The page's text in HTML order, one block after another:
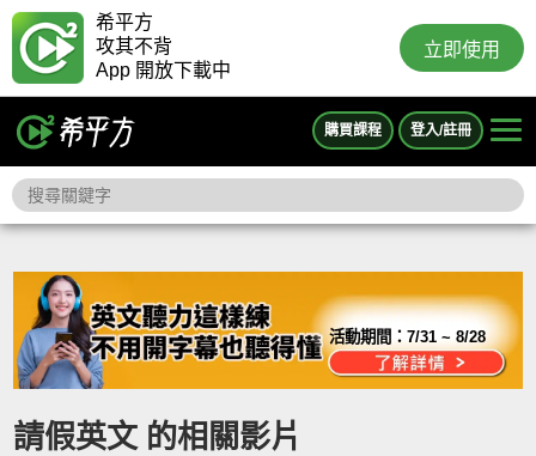
希平方
攻其不背
App 開放下載中
立即使用
購買課程 登入/註冊
活動期間：7/31 ~ 8/28
請假英文 的相關影片